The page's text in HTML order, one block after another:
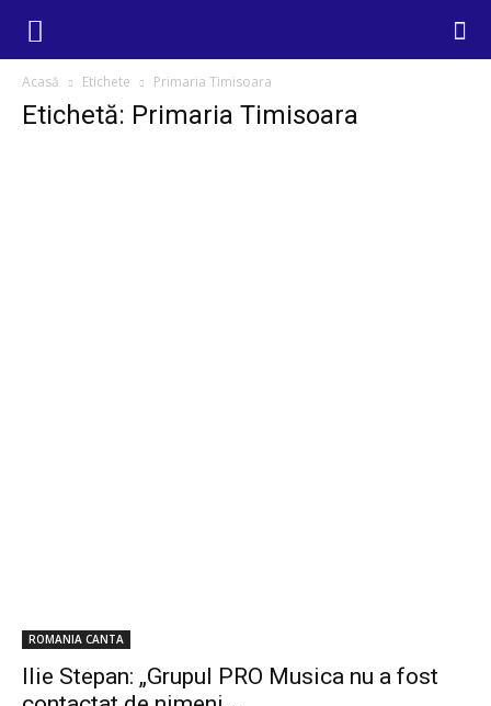
Acasă Etichete Primaria Timisoara
Etichetă: Primaria Timisoara
ROMANIA CANTA
Ilie Stepan: „Grupul PRO Musica nu a fost